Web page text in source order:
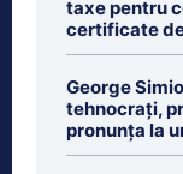
taxe pentru
certificate
George
tehnocrați,
pronunța la